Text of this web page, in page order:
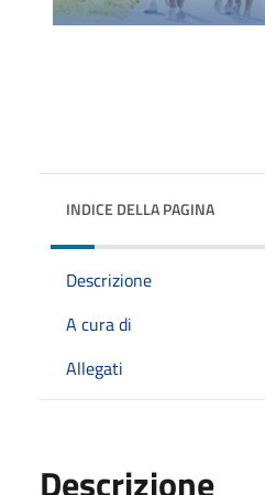
INDICE DELLA PAGINA
Descrizione
A cura di
Allegati
Descrizione